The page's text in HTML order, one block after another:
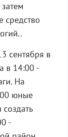
средство
сентября в
в 14:00 -
На
юные
-